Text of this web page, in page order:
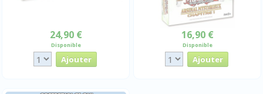
24,90 €
Disponible
16,90 €
Disponible